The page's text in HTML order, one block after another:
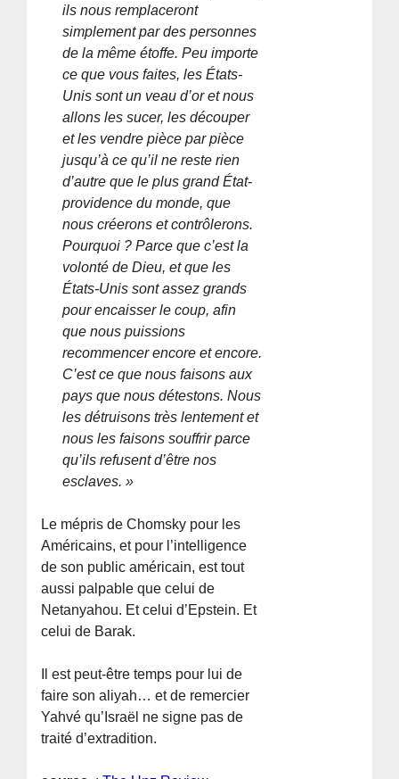
ils nous remplaceront
simplement par des personnes
de la même étoffe. Peu importe
ce que vous faites, les États-
Unis sont un veau d’or et nous
allons les sucer, les découper
et les vendre pièce par pièce
jusqu’à ce qu’il ne reste rien
d’autre que le plus grand État-
providence du monde, que
nous créerons et contrôlerons.
Pourquoi ? Parce que c’est la
volonté de Dieu, et que les
États-Unis sont assez grands
pour encaisser le coup, afin
que nous puissions
recommencer encore et encore.
C’est ce que nous faisons aux
pays que nous détestons. Nous
les détruisons très lentement et
nous les faisons souffrir parce
qu’ils refusent d’être nos
esclaves. »
Le mépris de Chomsky pour les
Américains, et pour l’intelligence
de son public américain, est tout
aussi palpable que celui de
Netanyahou. Et celui d’Epstein. Et
celui de Barak.
Il est peut-être temps pour lui de
faire son aliyah… et de remercier
Yahvé qu’Israël ne signe pas de
traité d’extradition.